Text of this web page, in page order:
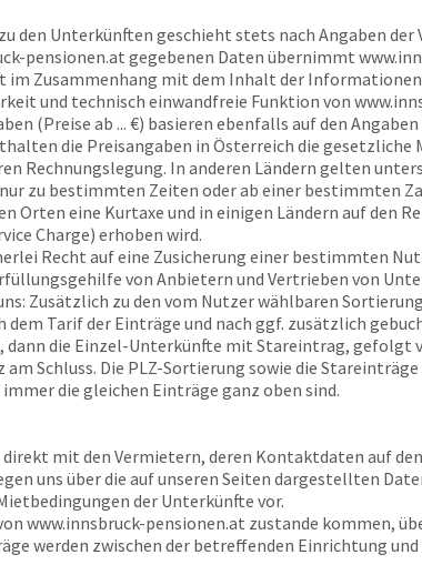
den Unterkünften geschieht stets nach Angaben
pensionen.atgegebenen Daten übernimmt
im Zusammenhang mit dem Inhalt der Informationen
und technisch einwandfreie Funktion von
(Preise ab ... €) basieren ebenfalls auf den
die Preisangaben in Österreich die
Rechnungslegung. In anderen Ländern gelten
zu bestimmten Zeiten oder ab einer bestimmten
Orten eine Kurtaxe und in einigen Ländern auf den
Charge) erhoben wird.
Recht auf eine Zusicherung einer bestimmten
von Anbietern und Vertrieben von
Zusätzlich zu den vom Nutzer wählbaren
dem Tarif der Einträge und nach ggf. zusätzlich
die Einzel-Unterkünfte mit Stareintrag, gefolgt
Schluss. Die PLZ-Sortierung sowie die
die gleichen Einträge ganz oben sind.
mit den Vermietern, deren Kontaktdaten auf
uns über die auf unseren Seiten dargestellten
der Unterkünfte vor.
www.innsbruck-pensionen.at zustande kommen,
werden zwischen der betreffenden Einrichtung